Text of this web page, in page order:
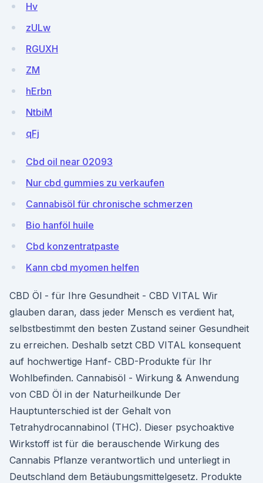
Hv
zULw
RGUXH
ZM
hErbn
NtbiM
qFj
Cbd oil near 02093
Nur cbd gummies zu verkaufen
Cannabisöl für chronische schmerzen
Bio hanföl huile
Cbd konzentratpaste
Kann cbd myomen helfen
CBD Öl - für Ihre Gesundheit - CBD VITAL Wir
glauben daran, dass jeder Mensch es verdient hat,
selbstbestimmt den besten Zustand seiner Gesundheit
zu erreichen. Deshalb setzt CBD VITAL konsequent
auf hochwertige Hanf- CBD-Produkte für Ihr
Wohlbefinden. Cannabisöl - Wirkung & Anwendung
von CBD Öl in der Naturheilkunde Der
Hauptunterschied ist der Gehalt von
Tetrahydrocannabinol (THC). Dieser psychoaktive
Wirkstoff ist für die berauschende Wirkung des
Cannabis Pflanze verantwortlich und unterliegt in
Deutschland dem Betäubungsmittelgesetz. Produkte